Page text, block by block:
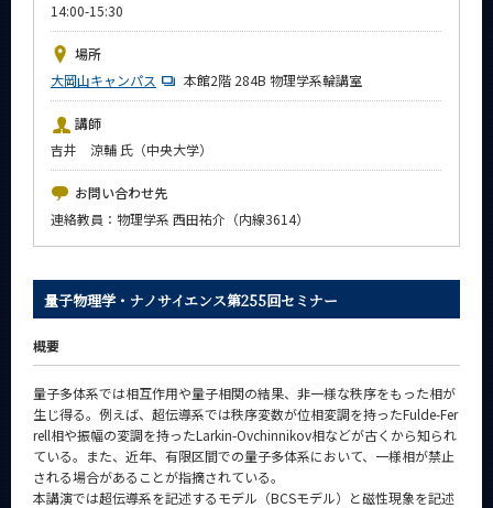
14:00-15:30
場所
大岡山キャンパス
本館2階 284B 物理学系輪講室
講師
吉井 涼輔 氏（中央大学）
お問い合わせ先
連絡教員：物理学系 西田祐介（内線3614）
量子物理学・ナノサイエンス第255回セミナー
概要
量子多体系では相互作用や量子相関の結果、非一様な秩序をもった相が
生じ得る。例えば、超伝導系では秩序変数が位相変調を持ったFulde-Fer
rell相や振幅の変調を持ったLarkin-Ovchinnikov相などが古くから知られ
ている。また、近年、有限区間での量子多体系において、一様相が禁止
される場合があることが指摘されている。
本講演では超伝導系を記述するモデル（BCSモデル）と磁性現象を記述
物理学系 News&Information
News
イベントカレンダー
Event Calendar
今後のイベント
今後の課程別イベント
年別アーカイブ
CLOSE